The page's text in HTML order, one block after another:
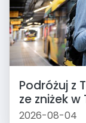
Podróżuj z
ze zniżek w
2026-08-04